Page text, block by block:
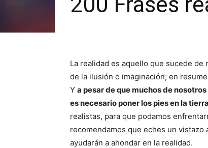
La realidad es aquello que sucede
de la ilusión o imaginación; en
Y a pesar de que muchos de
es necesario poner los pies en la tierra
realistas, para que podamos
recomendamos que eches un vistazo
ayudarán a ahondar en la realidad.